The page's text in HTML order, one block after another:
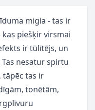
migla - tas ir
piešķir virsmai
ir tūlītējs, un
nesatur spirtu
tāpēc tas ir
tonētām,